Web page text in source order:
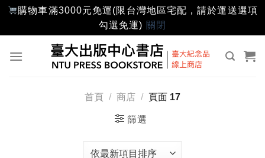
購物車滿3000元免運(限台灣地區宅配，請於運送選項
勾選免運) 關閉
首頁 / 商店 / 頁面 17
篩選